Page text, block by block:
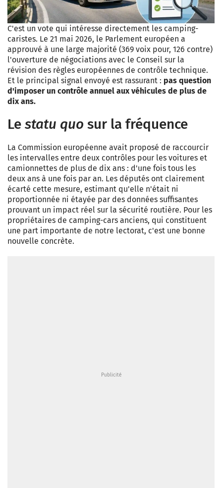
C'est un vote qui intéresse directement les camping-
caristes. Le 21 mai 2026, le Parlement européen a
approuvé à une large majorité (369 voix pour, 126 contre)
l'ouverture de négociations avec le Conseil sur la
révision des règles européennes de contrôle technique.
Et le principal signal envoyé est rassurant : pas question
d'imposer un contrôle annuel aux véhicules de plus de
dix ans.
Le statu quo sur la fréquence
La Commission européenne avait proposé de raccourcir
les intervalles entre deux contrôles pour les voitures et
camionnettes de plus de dix ans : d'une fois tous les
deux ans à une fois par an. Les députés ont clairement
écarté cette mesure, estimant qu'elle n'était ni
proportionnée ni étayée par des données suffisantes
prouvant un impact réel sur la sécurité routière. Pour les
propriétaires de camping-cars anciens, qui constituent
une part importante de notre lectorat, c'est une bonne
nouvelle concrète.